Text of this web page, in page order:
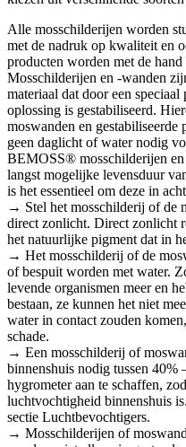
Alle mosschilderijen worden
met de nadruk op kwaliteit en
producten worden met de
Mosschilderijen en -wanden
materiaal dat door een speciaal
oplossing is gestabiliseerd.
moswanden en
geen daglicht of water nodig
BEMOSS® mosschilderijen en
langst mogelijke levensduur
is het essentieel om deze in
→ Stel het mosschilderij of de
direct zonlicht. Direct zonlicht
het natuurlijke pigment dat in
→ Het mosschilderij of de
of bespuit worden met water.
levende organismen meer en
bestaan, ze kunnen het niet
water in contact zouden
schade.
→ Een mosschilderij of
binnenshuis nodig tussen 40%
hygrometer aan te schaffen,
luchtvochtigheid binnenshuis
sectie Luchtbevochtigers.
→ Mosschilderijen of